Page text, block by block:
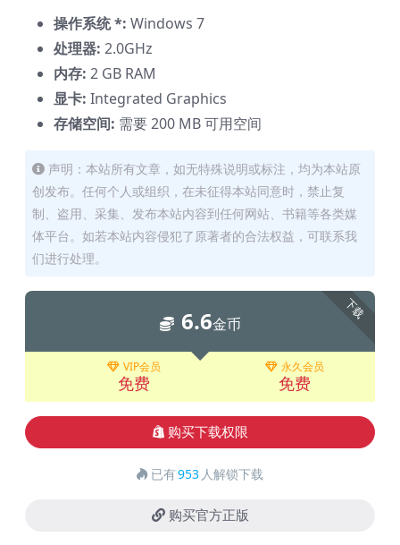
操作系统 *: Windows 7
处理器: 2.0GHz
内存: 2 GB RAM
显卡: Integrated Graphics
存储空间: 需要 200 MB 可用空间
声明：本站所有文章，如无特殊说明或标注，均为本站原
创发布。任何个人或组织，在未征得本站同意时，禁止复
制、盗用、采集、发布本站内容到任何网站、书籍等各类媒
体平台。如若本站内容侵犯了原著者的合法权益，可联系我
们进行处理。
下载
6.6金币
VIP会员
免费
永久会员
免费
购买下载权限
已有953 人解锁下载
购买官方正版